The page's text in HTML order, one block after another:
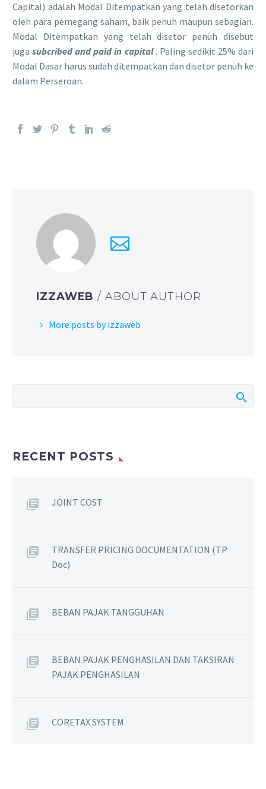
Capital) adalah Modal Ditempatkan yang telah disetorkan
oleh para pemegang saham, baik penuh maupun sebagian.
Modal Ditempatkan yang telah disetor penuh disebut
jugasubcribed and paid in capital . Paling sedikit 25% dari
Modal Dasar harus sudah ditempatkan dan disetor penuh ke
dalam Perseroan.
IZZAWEB/ ABOUT AUTHOR
More posts by izzaweb
RECENT POSTS
JOINT COST
TRANSFER PRICING DOCUMENTATION (TP
Doc)
BEBAN PAJAK TANGGUHAN
BEBAN PAJAK PENGHASILAN DAN TAKSIRAN
PAJAK PENGHASILAN
CORETAX SYSTEM